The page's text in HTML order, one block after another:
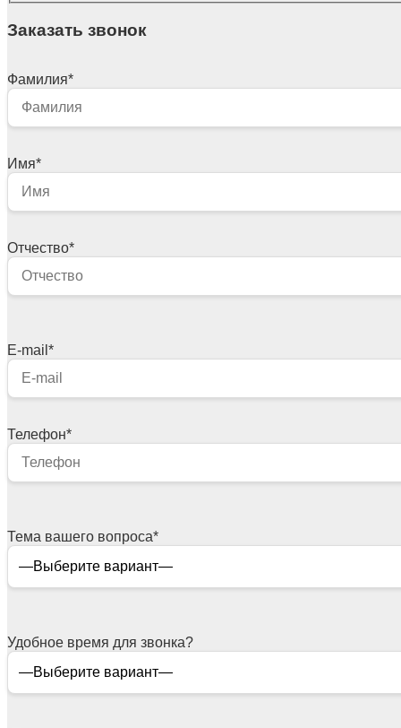
Заказать звонок
Фамилия*
Имя*
Отчество*
E-mail *
Телефон*
Тема вашего вопроса*
Удобное время для звонка?